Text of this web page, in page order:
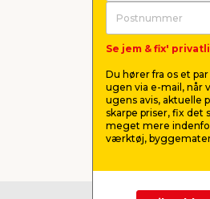
Se jem & fix'
Du hører fra os et
ugen via e-mail, når
ugens avis, aktuelle
skarpe priser, fix det
meget mere
værktøj,